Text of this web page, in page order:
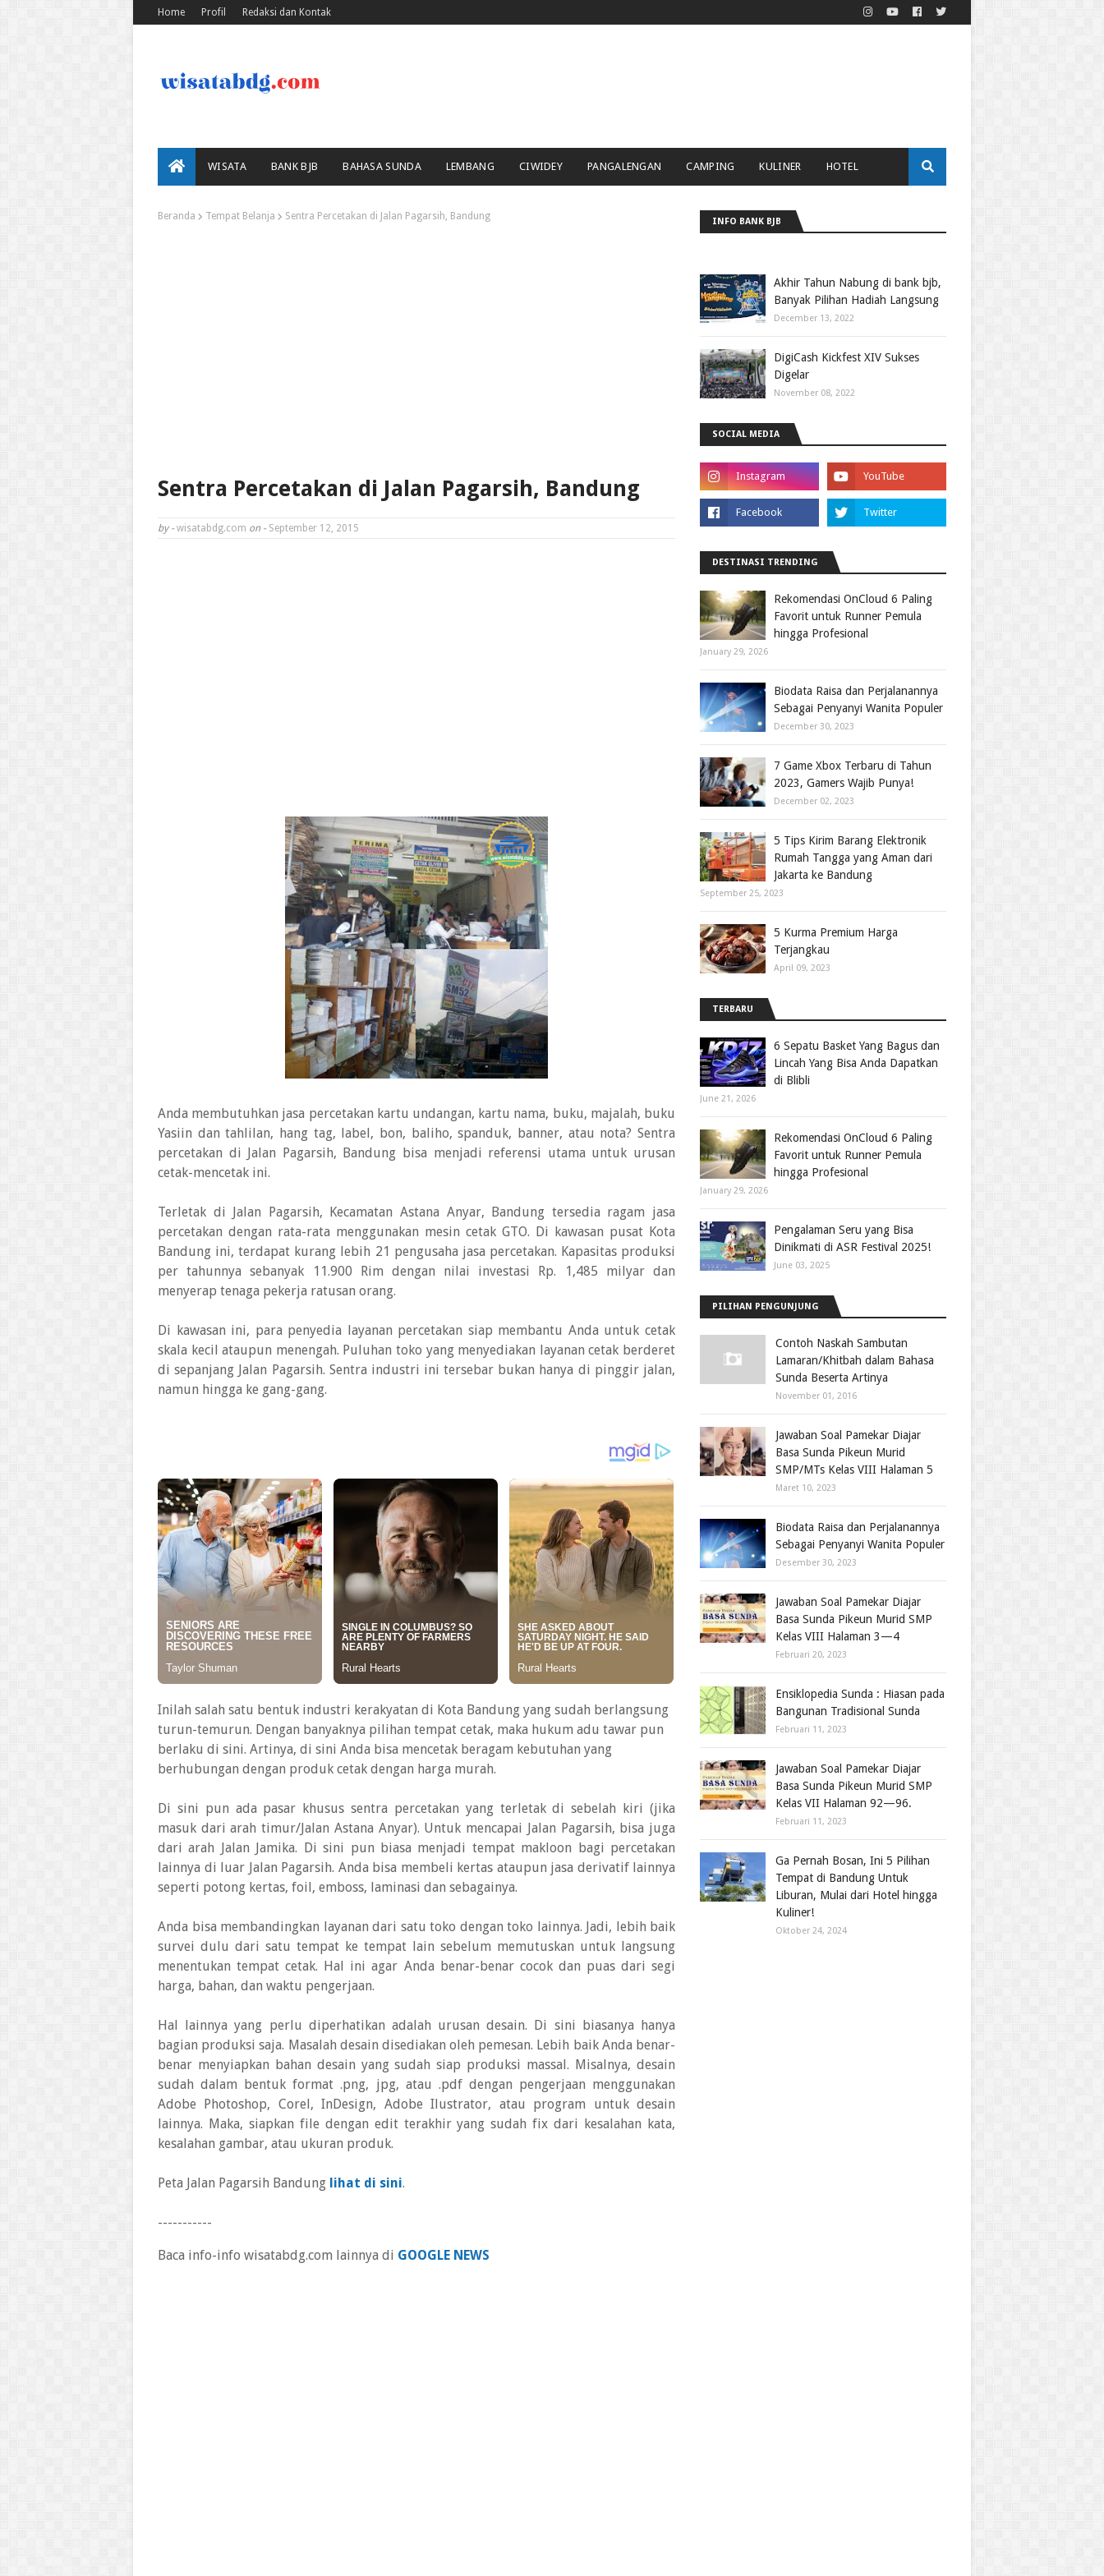
Home Profil Redaksi dan Kontak
WISATA BANK BJB BAHASA SUNDA LEMBANG CIWIDEY PANGALENGAN CAMPING KULINER HOTEL
Beranda Tempat Belanja Sentra Percetakan di Jalan Pagarsih, Bandung
Sentra Percetakan di Jalan Pagarsih, Bandung
by - wisatabdg.com on - September 12, 2015
Anda membutuhkan jasa percetakan kartu undangan, kartu nama, buku, majalah, buku
Yasiin dan tahlilan, hang tag, label, bon, baliho, spanduk, banner, atau nota? Sentra
percetakan di Jalan Pagarsih, Bandung bisa menjadi referensi utama untuk urusan
cetak-mencetak ini.
Terletak di Jalan Pagarsih, Kecamatan Astana Anyar, Bandung tersedia ragam jasa
percetakan dengan rata-rata menggunakan mesin cetak GTO. Di kawasan pusat Kota
Bandung ini, terdapat kurang lebih 21 pengusaha jasa percetakan. Kapasitas produksi
per tahunnya sebanyak 11.900 Rim dengan nilai investasi Rp. 1,485 milyar dan
menyerap tenaga pekerja ratusan orang.
Di kawasan ini, para penyedia layanan percetakan siap membantu Anda untuk cetak
skala kecil ataupun menengah. Puluhan toko yang menyediakan layanan cetak berderet
di sepanjang Jalan Pagarsih. Sentra industri ini tersebar bukan hanya di pinggir jalan,
namun hingga ke gang-gang.
Inilah salah satu bentuk industri kerakyatan di Kota Bandung yang sudah berlangsung
turun-temurun. Dengan banyaknya pilihan tempat cetak, maka hukum adu tawar pun
berlaku di sini. Artinya, di sini Anda bisa mencetak beragam kebutuhan yang
berhubungan dengan produk cetak dengan harga murah.
Di sini pun ada pasar khusus sentra percetakan yang terletak di sebelah kiri (jika
masuk dari arah timur/Jalan Astana Anyar). Untuk mencapai Jalan Pagarsih, bisa juga
dari arah Jalan Jamika. Di sini pun biasa menjadi tempat makloon bagi percetakan
lainnya di luar Jalan Pagarsih. Anda bisa membeli kertas ataupun jasa derivatif lainnya
seperti potong kertas, foil, emboss, laminasi dan sebagainya.
Anda bisa membandingkan layanan dari satu toko dengan toko lainnya. Jadi, lebih baik
survei dulu dari satu tempat ke tempat lain sebelum memutuskan untuk langsung
menentukan tempat cetak. Hal ini agar Anda benar-benar cocok dan puas dari segi
harga, bahan, dan waktu pengerjaan.
Hal lainnya yang perlu diperhatikan adalah urusan desain. Di sini biasanya hanya
bagian produksi saja. Masalah desain disediakan oleh pemesan. Lebih baik Anda benar-
benar menyiapkan bahan desain yang sudah siap produksi massal. Misalnya, desain
sudah dalam bentuk format .png, jpg, atau .pdf dengan pengerjaan menggunakan
Adobe Photoshop, Corel, InDesign, Adobe Ilustrator, atau program untuk desain
lainnya. Maka, siapkan file dengan edit terakhir yang sudah fix dari kesalahan kata,
kesalahan gambar, atau ukuran produk.
Peta Jalan Pagarsih Bandung lihat di sini.
-----------
Baca info-info wisatabdg.com lainnya di GOOGLE NEWS
INFO BANK BJB
Akhir Tahun Nabung di bank bjb,
Banyak Pilihan Hadiah Langsung
December 13, 2022
DigiCash Kickfest XIV Sukses
Digelar
November 08, 2022
SOCIAL MEDIA
DESTINASI TRENDING
Rekomendasi OnCloud 6 Paling
Favorit untuk Runner Pemula
hingga Profesional
January 29, 2026
Biodata Raisa dan Perjalanannya
Sebagai Penyanyi Wanita Populer
December 30, 2023
7 Game Xbox Terbaru di Tahun
2023, Gamers Wajib Punya!
December 02, 2023
5 Tips Kirim Barang Elektronik
Rumah Tangga yang Aman dari
Jakarta ke Bandung
September 25, 2023
5 Kurma Premium Harga
Terjangkau
April 09, 2023
TERBARU
6 Sepatu Basket Yang Bagus dan
Lincah Yang Bisa Anda Dapatkan
di Blibli
June 21, 2026
Rekomendasi OnCloud 6 Paling
Favorit untuk Runner Pemula
hingga Profesional
January 29, 2026
Pengalaman Seru yang Bisa
Dinikmati di ASR Festival 2025!
June 03, 2025
PILIHAN PENGUNJUNG
Contoh Naskah Sambutan
Lamaran/Khitbah dalam Bahasa
Sunda Beserta Artinya
November 01, 2016
Jawaban Soal Pamekar Diajar
Basa Sunda Pikeun Murid
SMP/MTs Kelas VIII Halaman 5
Maret 10, 2023
Biodata Raisa dan Perjalanannya
Sebagai Penyanyi Wanita Populer
Desember 30, 2023
Jawaban Soal Pamekar Diajar
Basa Sunda Pikeun Murid SMP
Kelas VIII Halaman 3—4
Februari 20, 2023
Ensiklopedia Sunda : Hiasan pada
Bangunan Tradisional Sunda
Februari 11, 2023
Jawaban Soal Pamekar Diajar
Basa Sunda Pikeun Murid SMP
Kelas VII Halaman 92—96.
Februari 11, 2023
Ga Pernah Bosan, Ini 5 Pilihan
Tempat di Bandung Untuk
Liburan, Mulai dari Hotel hingga
Kuliner!
Oktober 24, 2024